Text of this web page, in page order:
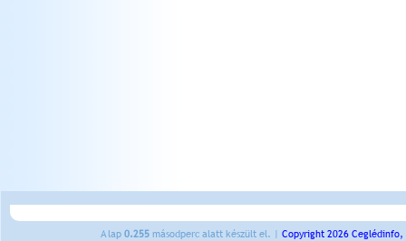
A lap 0.255 másodperc alatt készült el. | Copyright 2026